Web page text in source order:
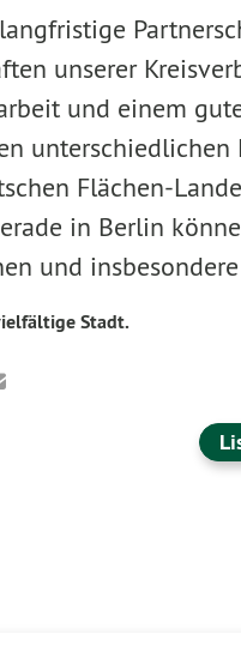
unserer
und einem
Flächen-
in Berlin
und
Stadt.